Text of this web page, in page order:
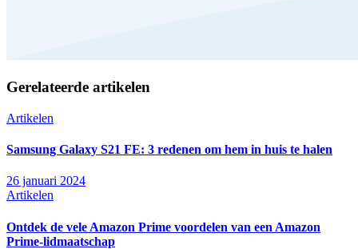
Gerelateerde artikelen
Artikelen
Samsung Galaxy S21 FE: 3 redenen om hem in huis te halen
26 januari 2024
Artikelen
Ontdek de vele Amazon Prime voordelen van een Amazon
Prime-lidmaatschap